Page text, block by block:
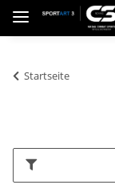
Startseite